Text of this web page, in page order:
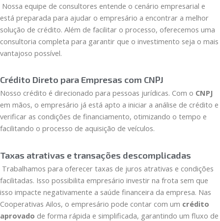
Nossa equipe de consultores entende o cenário empresarial e
está preparada para ajudar o empresário a encontrar a melhor
solução de crédito. Além de facilitar o processo, oferecemos uma
consultoria completa para garantir que o investimento seja o mais
vantajoso possível.
Crédito Direto para Empresas com CNPJ
Nosso crédito é direcionado para pessoas jurídicas. Com o CNPJ
em mãos, o empresário já está apto a iniciar a análise de crédito e
verificar as condições de financiamento, otimizando o tempo e
facilitando o processo de aquisição de veículos.
Taxas atrativas e transações descomplicadas
Trabalhamos para oferecer taxas de juros atrativas e condições
facilitadas. Isso possibilita empresário investir na frota sem que
isso impacte negativamente a saúde financeira da empresa. Nas
Cooperativas Ailos, o empresário pode contar com um crédito
aprovado de forma rápida e simplificada, garantindo um fluxo de